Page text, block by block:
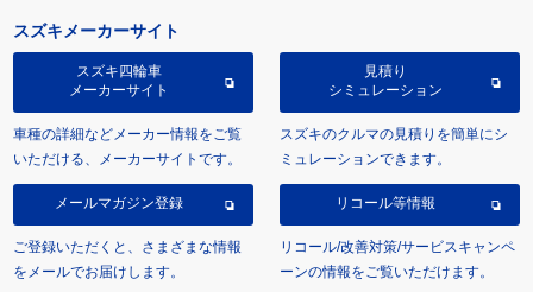
スズキメーカーサイト
スズキ四輪車
メーカーサイト
車種の詳細などメーカー情報をご覧
いただける、メーカーサイトです。
見積り
シミュレーション
スズキのクルマの見積りを簡単にシ
ミュレーションできます。
メールマガジン登録
ご登録いただくと、さまざまな情報
をメールでお届けします。
リコール等情報
リコール/改善対策/サービスキャンペ
ーンの情報をご覧いただけます。